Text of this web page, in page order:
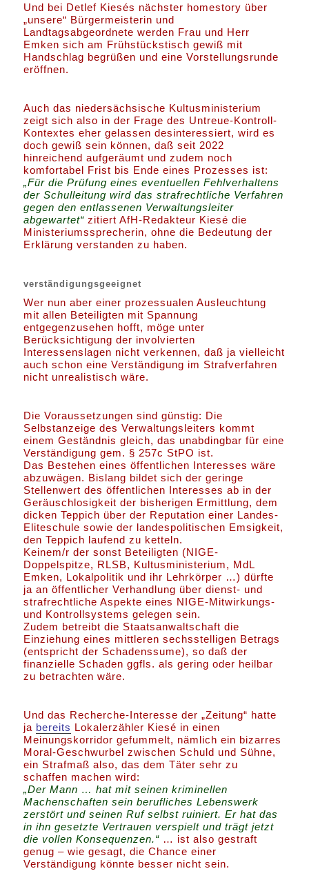
Und bei Detlef Kiesés nächster homestory über
„unsere“ Bürgermeisterin und
Landtagsabgeordnete werden Frau und Herr
Emken sich am Frühstückstisch gewiß mit
Handschlag begrüßen und eine Vorstellungsrunde
eröffnen.
Auch das niedersächsische Kultusministerium
zeigt sich also in der Frage des Untreue-Kontroll-
Kontextes eher gelassen desinteressiert, wird es
doch gewiß sein können, daß seit 2022
hinreichend aufgeräumt und zudem noch
komfortabel Frist bis Ende eines Prozesses ist:
„Für die Prüfung eines eventuellen Fehlverhaltens
der Schulleitung wird das strafrechtliche Verfahren
gegen den entlassenen Verwaltungsleiter
abgewartet“ zitiert AfH-Redakteur Kiesé die
Ministeriumssprecherin, ohne die Bedeutung der
Erklärung verstanden zu haben.
verständigungsgeeignet
Wer nun aber einer prozessualen Ausleuchtung
mit allen Beteiligten mit Spannung
entgegenzusehen hofft, möge unter
Berücksichtigung der involvierten
Interessenslagen nicht verkennen, daß ja vielleicht
auch schon eine Verständigung im Strafverfahren
nicht unrealistisch wäre.
Die Voraussetzungen sind günstig: Die
Selbstanzeige des Verwaltungsleiters kommt
einem Geständnis gleich, das unabdingbar für eine
Verständigung gem. § 257c StPO ist.
Das Bestehen eines öffentlichen Interesses wäre
abzuwägen. Bislang bildet sich der geringe
Stellenwert des öffentlichen Interesses ab in der
Geräuschlosigkeit der bisherigen Ermittlung, dem
dicken Teppich über der Reputation einer Landes-
Eliteschule sowie der landespolitischen Emsigkeit,
den Teppich laufend zu ketteln.
Keinem/r der sonst Beteiligten (NIGE-
Doppelspitze, RLSB, Kultusministerium, MdL
Emken, Lokalpolitik und ihr Lehrkörper …) dürfte
ja an öffentlicher Verhandlung über dienst- und
strafrechtliche Aspekte eines NIGE-Mitwirkungs-
und Kontrollsystems gelegen sein.
Zudem betreibt die Staatsanwaltschaft die
Einziehung eines mittleren sechsstelligen Betrags
(entspricht der Schadenssume), so daß der
finanzielle Schaden ggfls. als gering oder heilbar
zu betrachten wäre.
Und das Recherche-Interesse der „Zeitung“ hatte
ja bereits Lokalerzähler Kiesé in einen
Meinungskorridor gefummelt, nämlich ein bizarres
Moral-Geschwurbel zwischen Schuld und Sühne,
ein Strafmaß also, das dem Täter sehr zu
schaffen machen wird:
„Der Mann … hat mit seinen kriminellen
Machenschaften sein berufliches Lebenswerk
zerstört und seinen Ruf selbst ruiniert. Er hat das
in ihn gesetzte Vertrauen verspielt und trägt jetzt
die vollen Konsequenzen.“ … ist also gestraft
genug – wie gesagt, die Chance einer
Verständigung könnte besser nicht sein.